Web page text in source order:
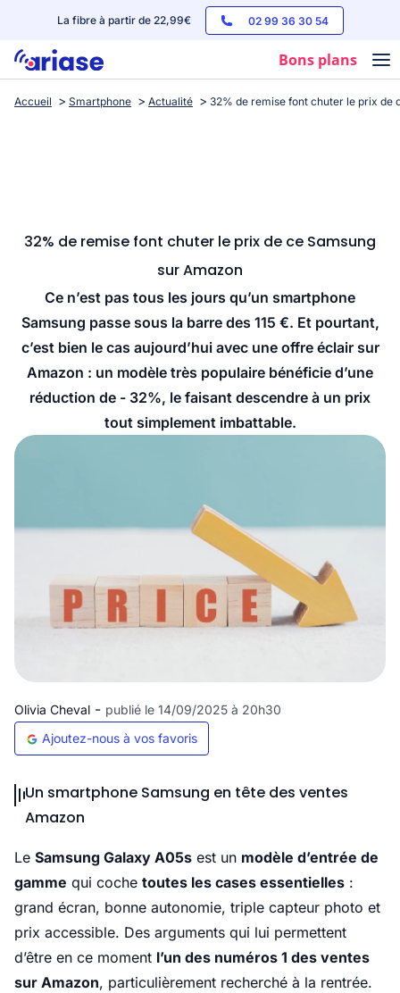
La fibre à partir de 22,99€ 02 99 36 30 54
Bons plans
Box internet
Streaming
Accueil Smartphone Actualité 32% de remise font chuter le prix de
32% de remise font chuter le prix de ce Samsung
sur Amazon
Ce n’est pas tous les jours qu’un smartphone
Samsung passe sous la barre des 115 €. Et pourtant,
c’est bien le cas aujourd’hui avec une offre éclair sur
Amazon : un modèle très populaire bénéficie d’une
réduction de - 32%, le faisant descendre à un prix
tout simplement imbattable.
Olivia Cheval - publié le 14/09/2025 à 20h30
Ajoutez-nous à vos favoris
Un smartphone Samsung en tête des ventes
Amazon
Le Samsung Galaxy A05s est un modèle d’entrée de
gamme qui coche toutes les cases essentielles :
grand écran, bonne autonomie, triple capteur photo et
prix accessible. Des arguments qui lui permettent
d’être en ce moment l’un des numéros 1 des ventes
sur Amazon, particulièrement recherché à la rentrée.